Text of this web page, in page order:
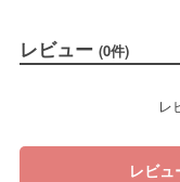
レビュー (0件)
レ
レビ